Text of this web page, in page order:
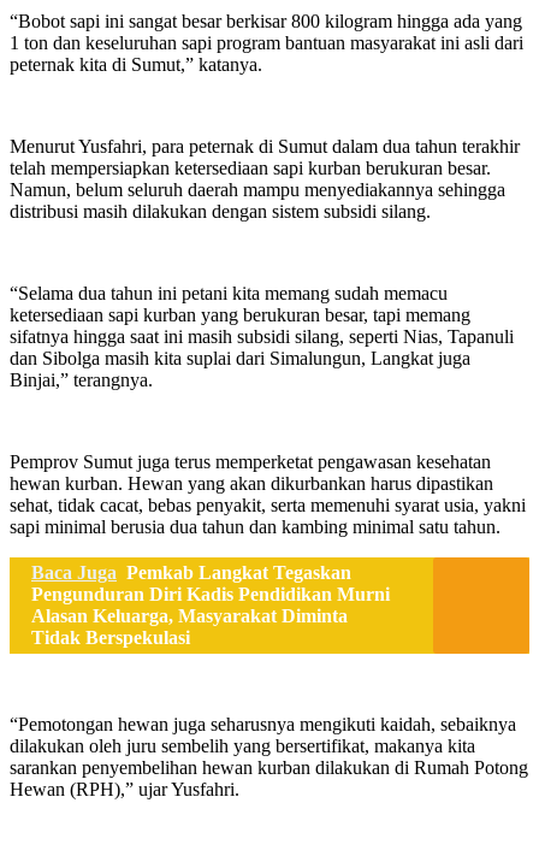
“Bobot sapi ini sangat besar berkisar 800 kilogram hingga ada yang
1 ton dan keseluruhan sapi program bantuan masyarakat ini asli dari
peternak kita di Sumut,” katanya.
Menurut Yusfahri, para peternak di Sumut dalam dua tahun terakhir
telah mempersiapkan ketersediaan sapi kurban berukuran besar.
Namun, belum seluruh daerah mampu menyediakannya sehingga
distribusi masih dilakukan dengan sistem subsidi silang.
“Selama dua tahun ini petani kita memang sudah memacu
ketersediaan sapi kurban yang berukuran besar, tapi memang
sifatnya hingga saat ini masih subsidi silang, seperti Nias, Tapanuli
dan Sibolga masih kita suplai dari Simalungun, Langkat juga
Binjai,” terangnya.
Pemprov Sumut juga terus memperketat pengawasan kesehatan
hewan kurban. Hewan yang akan dikurbankan harus dipastikan
sehat, tidak cacat, bebas penyakit, serta memenuhi syarat usia, yakni
sapi minimal berusia dua tahun dan kambing minimal satu tahun.
Baca Juga Pemkab Langkat Tegaskan
Pengunduran Diri Kadis Pendidikan Murni
Alasan Keluarga, Masyarakat Diminta
Tidak Berspekulasi
“Pemotongan hewan juga seharusnya mengikuti kaidah, sebaiknya
dilakukan oleh juru sembelih yang bersertifikat, makanya kita
sarankan penyembelihan hewan kurban dilakukan di Rumah Potong
Hewan (RPH),” ujar Yusfahri.